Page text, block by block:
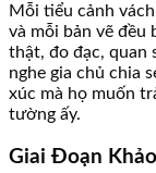
Mỗi tiểu cảnh
và mỗi bản vẽ
thật, đo đạc, quan
nghe gia chủ chia
xúc mà họ muốn
tường ấy.
Giai Đoạn